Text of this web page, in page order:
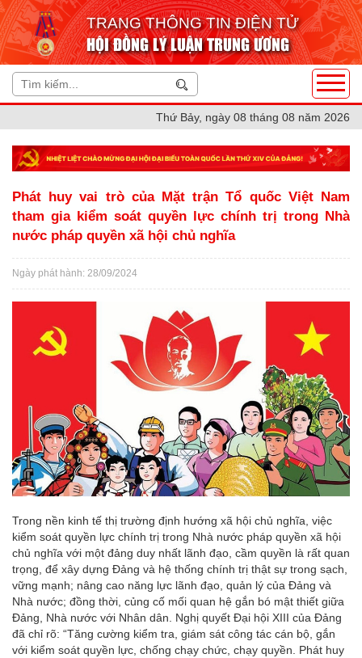
TRANG THÔNG TIN ĐIỆN TỬ
HỘI ĐỒNG LÝ LUẬN TRUNG ƯƠNG
Thứ Bảy, ngày 08 tháng 08 năm 2026
Phát huy vai trò của Mặt trận Tổ quốc Việt Nam
tham gia kiểm soát quyền lực chính trị trong Nhà
nước pháp quyền xã hội chủ nghĩa
Ngày phát hành: 28/09/2024
Trong nền kinh tế thị trường định hướng xã hội chủ nghĩa, việc
kiểm soát quyền lực chính trị trong Nhà nước pháp quyền xã hội
chủ nghĩa với một đảng duy nhất lãnh đạo, cầm quyền là rất quan
trọng, để xây dựng Đảng và hệ thống chính trị thật sự trong sạch,
vững mạnh; nâng cao năng lực lãnh đạo, quản lý của Đảng và
Nhà nước; đồng thời, củng cố mối quan hệ gắn bó mật thiết giữa
Đảng, Nhà nước với Nhân dân. Nghị quyết Đại hội XIII của Đảng
đã chỉ rõ: “Tăng cường kiểm tra, giám sát công tác cán bộ, gắn
với kiểm soát quyền lực, chống chạy chức, chạy quyền. Phát huy